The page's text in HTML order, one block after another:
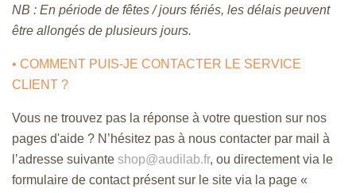
NB : En période de fêtes / jours fériés, les délais peuvent
être allongés de plusieurs jours.
• COMMENT PUIS-JE CONTACTER LE SERVICE
CLIENT ?
Vous ne trouvez pas la réponse à votre question sur nos
pages d'aide ? N’hésitez pas à nous contacter par mail à
l’adresse suivante shop@audilab.fr, ou directement via le
formulaire de contact présent sur le site via la page «